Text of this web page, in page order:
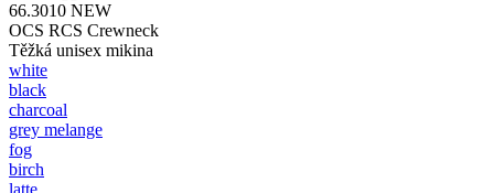
66.3010 NEW
OCS RCS Crewneck
Těžká unisex mikina
white
black
charcoal
grey melange
fog
birch
latte